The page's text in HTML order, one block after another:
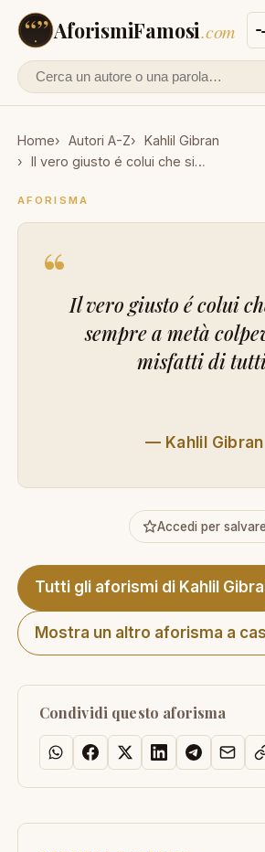
AforismiFamosi.com
Cerca un autore o un aforisma
Home Autori A-Z
Kahlil Gibran
Il vero giusto é colui che si…
AFORISMA
“ Il vero giusto é colui
sempre a metà
misfatti di
— Kahlil Gibran
Accedi per salvare
Tutti gli aforismi di Kahlil
Mostra un altro aforisma a
Condividi questo aforisma